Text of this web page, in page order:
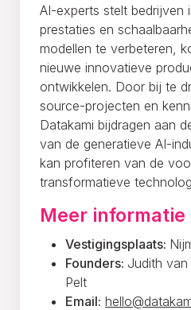
AI-experts stelt bedrijven
prestaties en
modellen te verbeteren,
nieuwe innovatieve
ontwikkelen. Door bij te
source-projecten en
Datakami bijdragen aan
van de generatieve AI-
kan profiteren van de
transformatieve
Meer informatie
Vestigingsplaats:
Founders: Judith
Pelt
Email: